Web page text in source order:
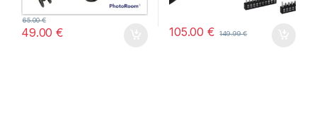
49.00€
65.00€
105.00€ 149.99€